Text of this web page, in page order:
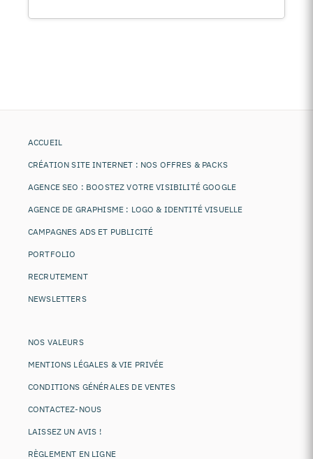
ACCUEIL
CRÉATION SITE INTERNET : NOS OFFRES & PACKS
AGENCE SEO : BOOSTEZ VOTRE VISIBILITÉ GOOGLE
AGENCE DE GRAPHISME : LOGO & IDENTITÉ VISUELLE
CAMPAGNES ADS ET PUBLICITÉ
PORTFOLIO
RECRUTEMENT
NEWSLETTERS
NOS VALEURS
MENTIONS LÉGALES & VIE PRIVÉE
CONDITIONS GÉNÉRALES DE VENTES
CONTACTEZ-NOUS
LAISSEZ UN AVIS !
RÈGLEMENT EN LIGNE